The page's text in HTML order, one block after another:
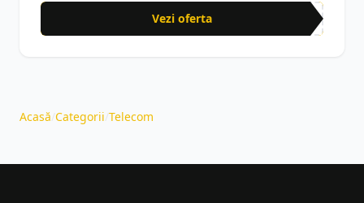
Vezi oferta
Acasă Categorii Telecom